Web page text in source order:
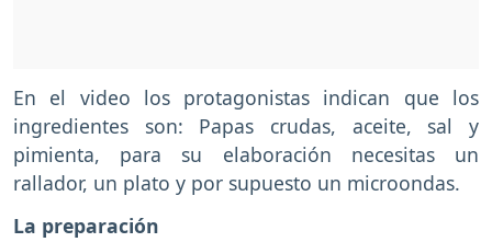
En el video los protagonistas indican que los
ingredientes son: Papas crudas, aceite, sal y
pimienta, para su elaboración necesitas un
rallador, un plato y por supuesto un microondas.
La preparación